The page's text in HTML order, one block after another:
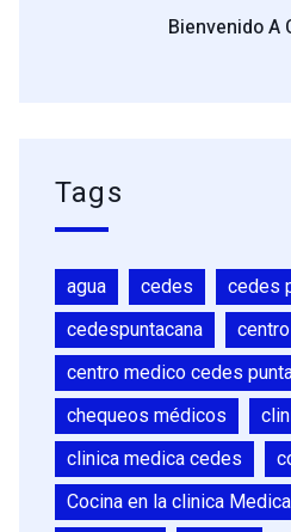
Bienvenido A
Tags
agua cedes
cedes
cedespuntacana
centro medico cedes
chequeos médicos
clinica medica cedes
Cocina en la clinica Medica